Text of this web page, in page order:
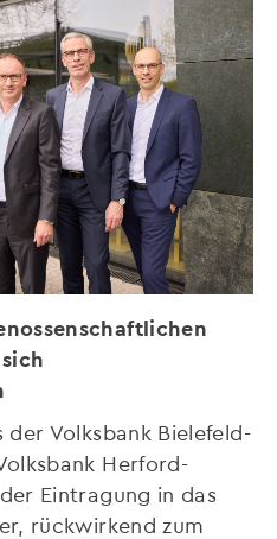
der Volksbank Bielefeld-
Herford-
Eintragung in das
rückwirkend zum